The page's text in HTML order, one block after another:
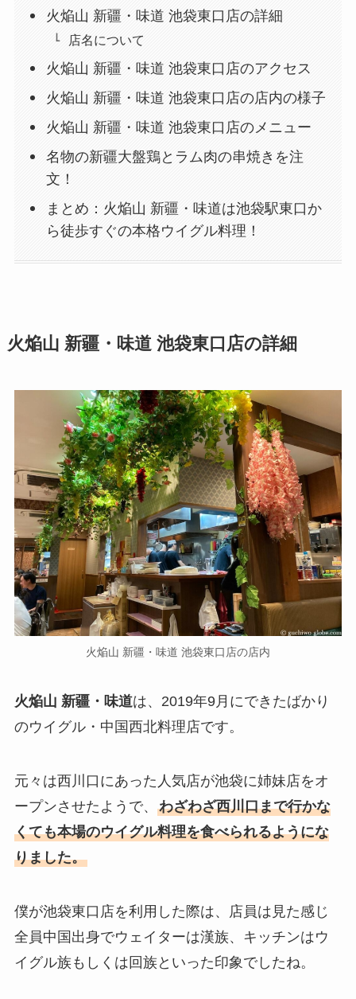
火焔山 新疆・味道 池袋東口店の詳細
店名について
火焔山 新疆・味道 池袋東口店のアクセス
火焔山 新疆・味道 池袋東口店の店内の様子
火焔山 新疆・味道 池袋東口店のメニュー
名物の新疆大盤鶏とラム肉の串焼きを注
文！
まとめ：火焔山 新疆・味道は池袋駅東口か
ら徒歩すぐの本格ウイグル料理！
火焔山 新疆・味道 池袋東口店の詳細
火焔山 新疆・味道 池袋東口店の店内
火焔山 新疆・味道は、2019年9月にできたばかり
のウイグル・中国西北料理店です。
元々は西川口にあった人気店が池袋に姉妹店をオ
ープンさせたようで、 わざわざ西川口まで行かな
くても本場のウイグル料理を食べられるようにな
りました。
僕が池袋東口店を利用した際は、店員は見た感じ
全員中国出身でウェイターは漢族、キッチンはウ
イグル族もしくは回族といった印象でしたね。